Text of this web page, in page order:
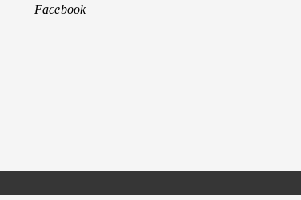
Facebook